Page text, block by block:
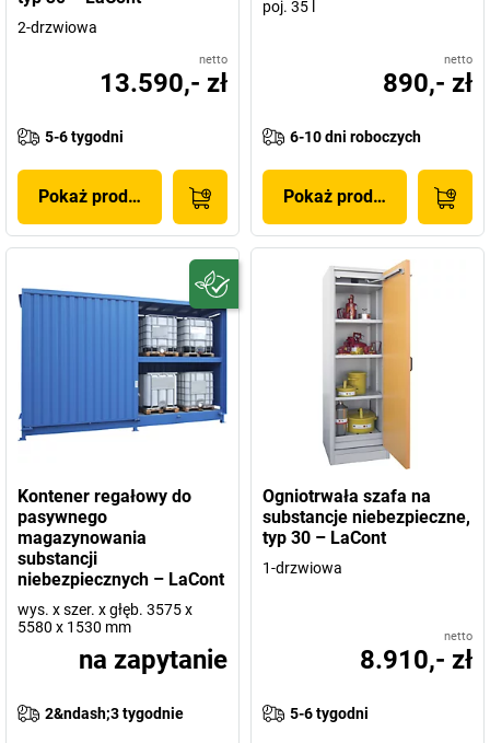
2-drzwiowa
netto
13.590,- zł
5-6 tygodni
Pokaż produkt
poj. 35 l
netto
890,- zł
6-10 dni roboczych
Pokaż produkt
Kontener regałowy do
pasywnego
magazynowania
substancji
niebezpiecznych – LaCont
wys. x szer. x głęb. 3575 x
5580 x 1530 mm
na zapytanie
2&ndash;3 tygodnie
Ogniotrwała szafa na
substancje niebezpieczne,
typ 30 – LaCont
1-drzwiowa
netto
8.910,- zł
5-6 tygodni